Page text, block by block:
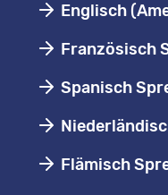
Englisch
Französisch
Spanisch
Flämisch